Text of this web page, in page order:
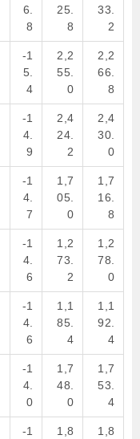
6.
8
25.
8
33.
2
-1
5.
4
2,2
55.
0
2,2
66.
8
-1
4.
9
2,4
24.
2
2,4
30.
0
-1
4.
7
1,7
05.
0
1,7
16.
8
-1
4.
6
1,2
73.
2
1,2
78.
0
-1
4.
6
1,1
85.
4
1,1
92.
4
-1
4.
0
1,7
48.
0
1,7
53.
4
-1
1,8
1,8